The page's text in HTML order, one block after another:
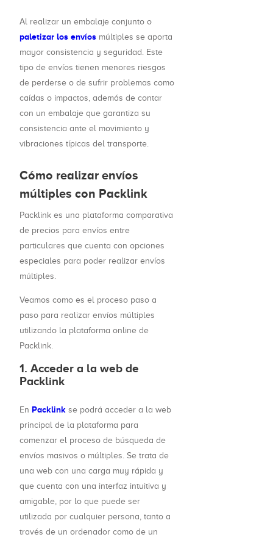
Al realizar un embalaje conjunto o
paletizar los envíos múltiples se aporta
mayor consistencia y seguridad. Este
tipo de envíos tienen menores riesgos
de perderse o de sufrir problemas como
caídas o impactos, además de contar
con un embalaje que garantiza su
consistencia ante el movimiento y
vibraciones típicas del transporte.
Cómo realizar envíos
múltiples con Packlink
Packlink es una plataforma comparativa
de precios para envíos entre
particulares que cuenta con opciones
especiales para poder realizar envíos
múltiples.
Veamos como es el proceso paso a
paso para realizar envíos múltiples
utilizando la plataforma online de
Packlink.
1. Acceder a la web de
Packlink
En Packlink se podrá acceder a la web
principal de la plataforma para
comenzar el proceso de búsqueda de
envíos masivos o múltiples. Se trata de
una web con una carga muy rápida y
que cuenta con una interfaz intuitiva y
amigable, por lo que puede ser
utilizada por cualquier persona, tanto a
través de un ordenador como de un